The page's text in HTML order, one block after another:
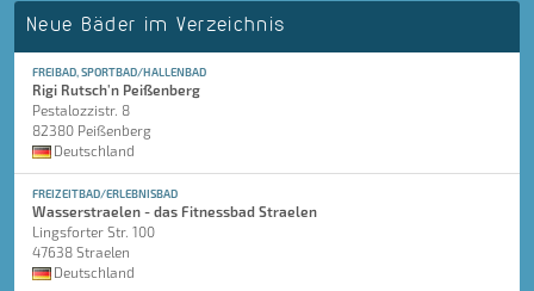
Neue Bäder im Verzeichnis
FREIBAD, SPORTBAD/HALLENBAD
Rigi Rutsch'n Peißenberg
Pestalozzistr. 8
82380 Peißenberg
Deutschland
FREIZEITBAD/ERLEBNISBAD
Wasserstraelen - das Fitnessbad Straelen
Lingsforter Str. 100
47638 Straelen
Deutschland